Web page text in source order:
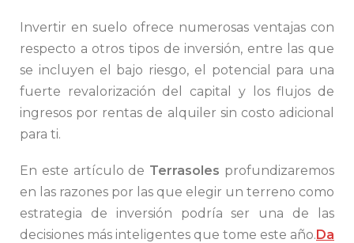
Invertir en suelo ofrece numerosas ventajas con
respecto a otros tipos de inversión, entre las que
se incluyen el bajo riesgo, el potencial para una
fuerte revalorización del capital y los flujos de
ingresos por rentas de alquiler sin costo adicional
para ti.
En este artículo de Terrasoles profundizaremos
en las razones por las que elegir un terreno como
estrategia de inversión podría ser una de las
decisiones más inteligentes que tome este año.Da